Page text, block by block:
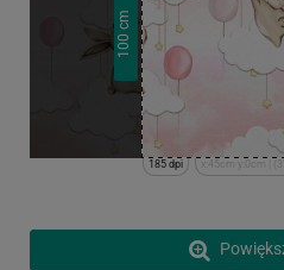
100
cm
x:45cm y:0cm |
185 dpi